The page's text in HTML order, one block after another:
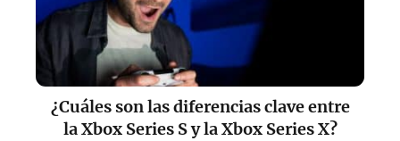
¿Cuáles son las diferencias clave entre
la Xbox Series S y la Xbox Series X?